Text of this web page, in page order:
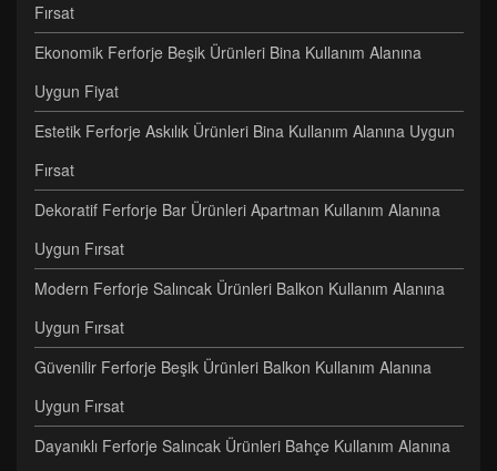
Fırsat
Ekonomik Ferforje Beşik Ürünleri Bina Kullanım Alanına
Uygun Fiyat
Estetik Ferforje Askılık Ürünleri Bina Kullanım Alanına Uygun
Fırsat
Dekoratif Ferforje Bar Ürünleri Apartman Kullanım Alanına
Uygun Fırsat
Modern Ferforje Salıncak Ürünleri Balkon Kullanım Alanına
Uygun Fırsat
Güvenilir Ferforje Beşik Ürünleri Balkon Kullanım Alanına
Uygun Fırsat
Dayanıklı Ferforje Salıncak Ürünleri Bahçe Kullanım Alanına